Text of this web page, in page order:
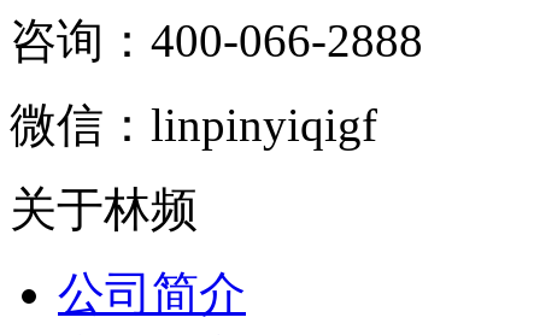
咨询：400-066-2888
微信：linpinyiqigf
关于林频
公司简介